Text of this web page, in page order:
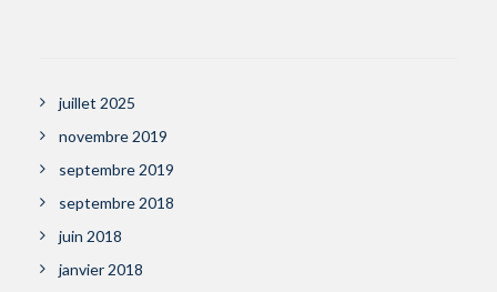
juillet 2025
novembre 2019
septembre 2019
septembre 2018
juin 2018
janvier 2018